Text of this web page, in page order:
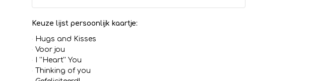
Keuze lijst persoonlijk kaartje:
Hugs and Kisses
Voor jou
I ''Heart'' You
Thinking of you